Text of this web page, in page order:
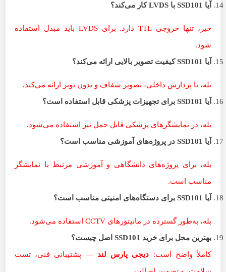
آیا با کار می‌کند؟
خیر، تنها خروجی TTL دارد. برای LVDS باید مبدل استفاده
شود.
آیا کیفیت تصویر بالایی ارائه می‌کند؟
بله، با پردازش داخلی، تصویر شفاف و بدون نویز ارائه می‌کند.
آیا برای تجهیزات پزشکی قابل استفاده است؟
بله، در نمایشگرهای پزشکی قابل حمل نیز استفاده می‌شود.
آیا در پروژه‌های آموزشی مناسب است؟
بله، برای پروژه‌های دانشگاهی و آموزشی مرتبط با نمایشگر
مناسب است.
آیا برای دستگاه‌های امنیتی مناسب است؟
بله، به‌طور گسترده در مانیتورهای CCTV استفاده می‌شود.
بهترین محل برای خرید اصل چیست؟
کاملاً واضح است: دیجی پارس لند — پشتیبانی فنی، تست